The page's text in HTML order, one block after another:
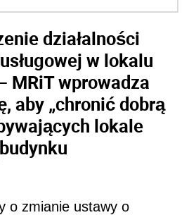
działalności
w lokalu
MRiT wprowadza
aby „chronić dobrą
lokale
o zmianie ustawy o